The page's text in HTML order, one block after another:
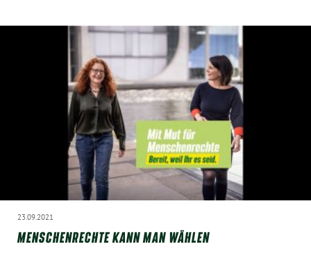
23.09.2021
MENSCHENRECHTE KANN MAN WÄHLEN